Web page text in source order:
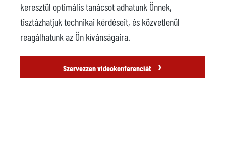
keresztül optimális tanácsot adhatunk Önnek,
tisztázhatjuk technikai kérdéseit, és közvetlenül
reagálhatunk az Ön kívánságaira.
Szervezzen videokonferenciát ›